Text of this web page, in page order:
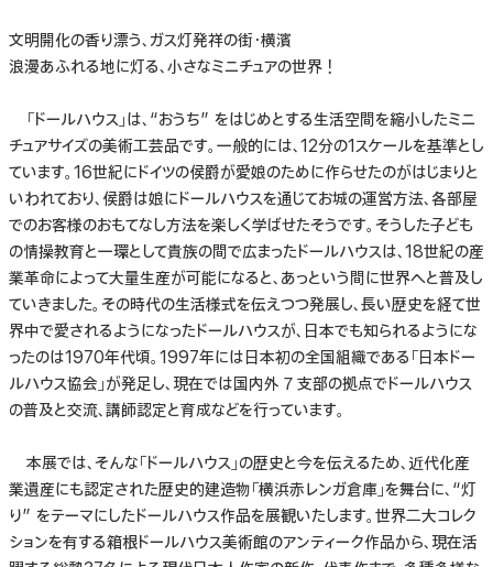
文明開化の香り漂う、ガス灯発祥の街・横濱
浪漫あふれる地に灯る、小さなミニチュアの世界！
「ドールハウス」は、“おうち” をはじめとする生活空間を縮小したミニ
チュアサイズの美術工芸品です。一般的には、12分の1スケールを基準とし
ています。16世紀にドイツの侯爵が愛娘のために作らせたのがはじまりと
いわれており、侯爵は娘にドールハウスを通じてお城の運営方法、各部屋
でのお客様のおもてなし方法を楽しく学ばせたそうです。そうした子ども
の情操教育と一環として貴族の間で広まったドールハウスは、18世紀の産
業革命によって大量生産が可能になると、あっという間に世界へと普及し
ていきました。その時代の生活様式を伝えつつ発展し、長い歴史を経て世
界中で愛されるようになったドールハウスが、日本でも知られるようにな
ったのは1970年代頃。1997年には日本初の全国組織である「日本ドー
ルハウス協会」が発足し、現在では国内外７支部の拠点でドールハウス
の普及と交流、講師認定と育成などを行っています。
本展では、そんな「ドールハウス」の歴史と今を伝えるため、近代化産
業遺産にも認定された歴史的建造物「横浜赤レンガ倉庫」を舞台に、“灯
り” をテーマにしたドールハウス作品を展観いたします。世界二大コレク
ションを有する箱根ドールハウス美術館のアンティーク作品から、現在活